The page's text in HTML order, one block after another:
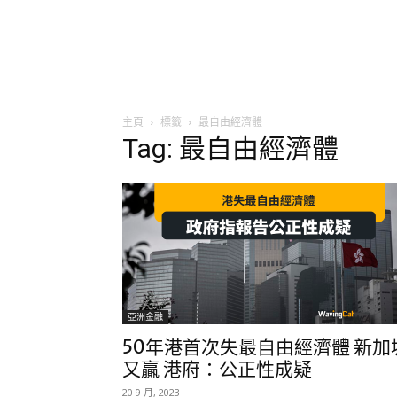
主頁 標籤 最自由經濟體
Tag: 最自由經濟體
亞洲金融
50年港首次失最自由經濟體 新加
又贏 港府：公正性成疑
20 9 月, 2023